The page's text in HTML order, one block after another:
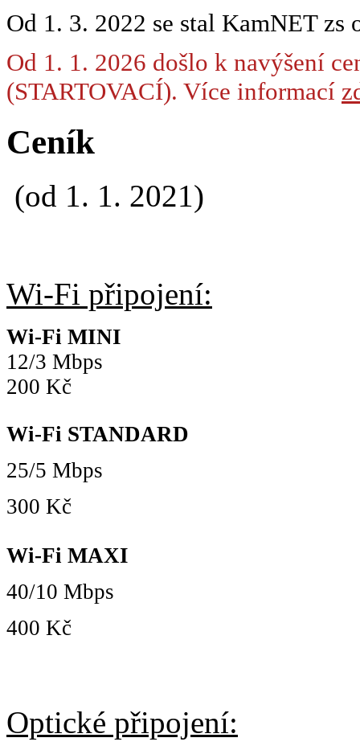
Od 1. 3. 2022 se stal KamNET
Od 1. 1. 2026 došlo k navýšení
(STARTOVACÍ). Více informací
Ceník
(od 1. 1. 2021)
Wi-Fi připojení:
Wi-Fi MINI
12/3 Mbps
200 Kč
Wi-Fi STANDARD
25/5 Mbps
300 Kč
Wi-Fi MAXI
40/10 Mbps
400 Kč
Optické připojení: